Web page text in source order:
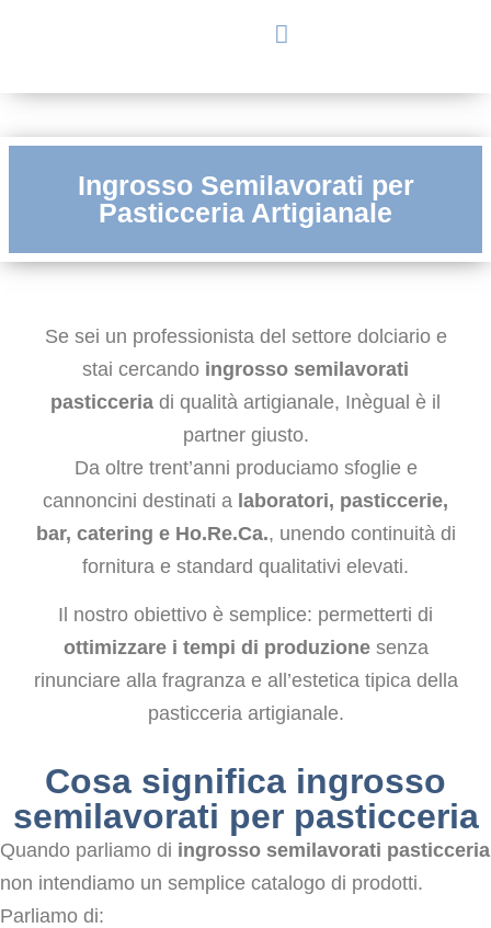
Ingrosso Semilavorati per
Pasticceria Artigianale
Se sei un professionista del settore dolciario e
stai cercando ingrosso semilavorati
pasticceria di qualità artigianale, Inègual è il
partner giusto.
Da oltre trent’anni produciamo sfoglie e
cannoncini destinati a laboratori, pasticcerie,
bar, catering e Ho.Re.Ca., unendo continuità di
fornitura e standard qualitativi elevati.
Il nostro obiettivo è semplice: permetterti di
ottimizzare i tempi di produzionesenza
rinunciare alla fragranza e all’estetica tipica della
pasticceria artigianale.
Cosa significa ingrosso
semilavorati per pasticceria
Quando parliamo di ingrosso semilavorati pasticceria
non intendiamo un semplice catalogo di prodotti.
Parliamo di: